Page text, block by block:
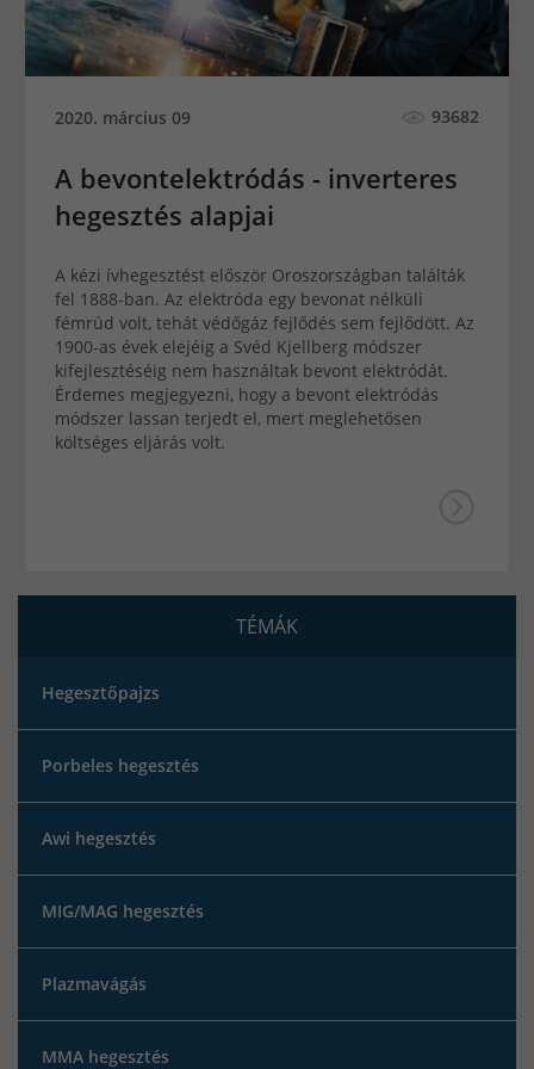
2020. március 09 93682
A bevontelektródás - inverteres
hegesztés alapjai
A kézi ívhegesztést először Oroszországban találták
fel 1888-ban. Az elektróda egy bevonat nélküli
fémrúd volt, tehát védőgáz fejlődés sem fejlődött. Az
1900-as évek elejéig a Svéd Kjellberg módszer
kifejlesztéséig nem használtak bevont elektródát.
Érdemes megjegyezni, hogy a bevont elektródás
módszer lassan terjedt el, mert meglehetősen
költséges eljárás volt.
TÉMÁK
Hegesztőpajzs
Porbeles hegesztés
Awi hegesztés
MIG/MAG hegesztés
Plazmavágás
MMA hegesztés